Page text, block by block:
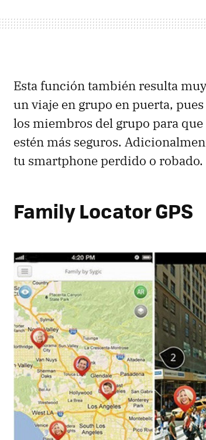
Esta función también resulta
un viaje en grupo en puerta,
los miembros del grupo para
estén más seguros.
tu smartphone perdido o robado.
Family Locator GPS